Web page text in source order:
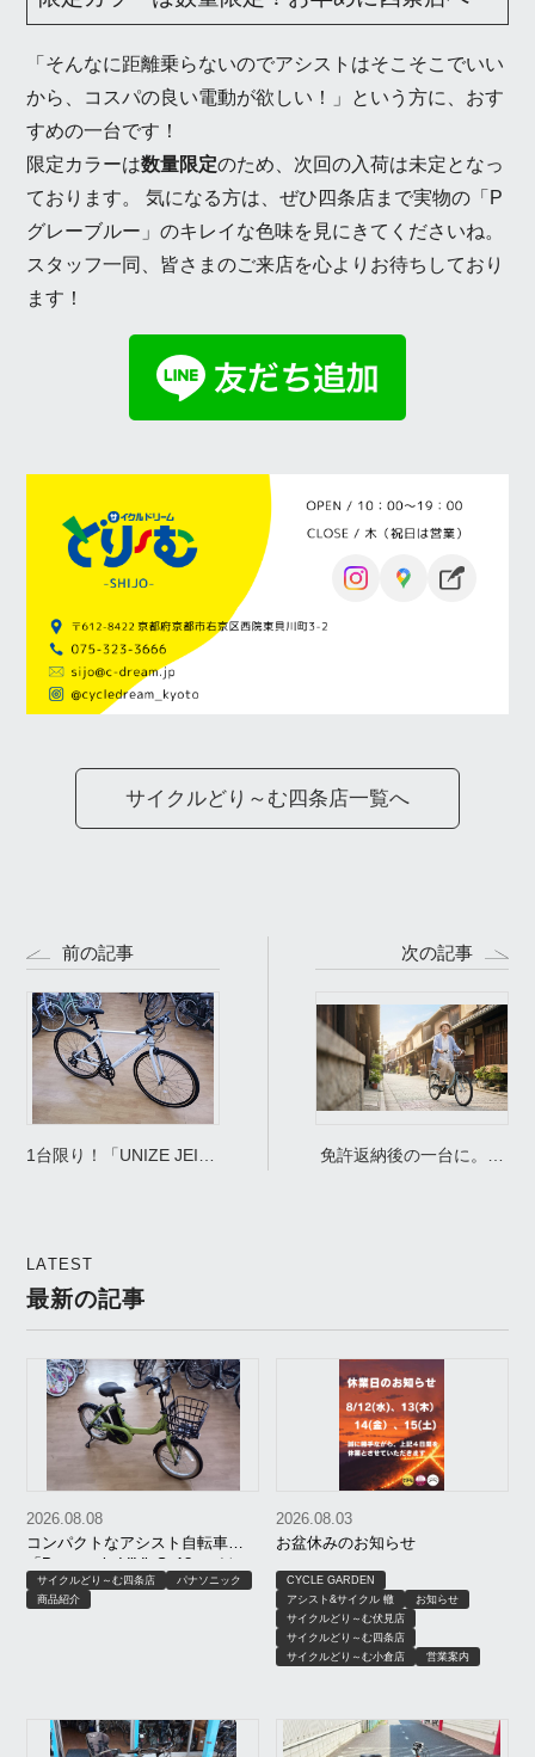
「そんなに距離乗らないのでアシストはそこそこでいい
から、コスパの良い電動が欲しい！」という方に、おす
すめの一台です！
限定カラーは数量限定のため、次回の入荷は未定となっ
ております。 気になる方は、ぜひ四条店まで実物の「P
グレーブルー」のキレイな色味を見にきてくださいね。
スタッフ一同、皆さまのご来店を心よりお待ちしており
ます！
サイクルどり～む四条店一覧へ
前の記事
1台限り！「UNIZE JEII(ﾕ
次の記事
免許返納後の一台に。京
LATEST
最新の記事
コンパクトなアシスト自転車！
「Panasonic ViVi･S･18（パナソ
ニック ビビS･18）」
2026.08.08
サイクルどり～む四条店
パナソニック
商品紹介
お盆休みのお知らせ
2026.08.03
CYCLE GARDEN
アシスト&サイクル 轍
お知らせ
サイクルどり～む伏見店
サイクルどり～む四条店
サイクルどり～む小倉店
営業案内